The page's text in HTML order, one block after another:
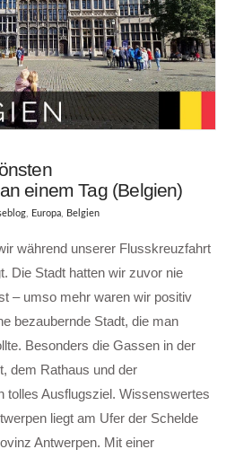
einem Tag (Belgien)
Europa Belgien
während unserer Flusskreuzfahrt
Die Stadt hatten wir zuvor nie
– umso mehr waren wir positiv
bezaubernde Stadt, die man
Besonders die Gassen in der
dem Rathaus und der
tolles Ausflugsziel. Wissenswertes
liegt am Ufer der Schelde
Antwerpen. Mit einer